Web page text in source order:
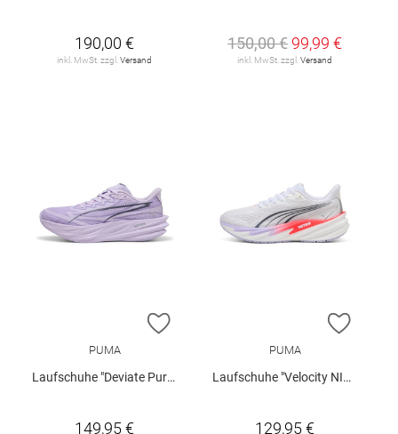
190,00 €
inkl. MwSt. zzgl. Versand
150,00 € 99,99 €
inkl. MwSt. zzgl. Versand
ZUR WUNSCHLISTE HINZUFÜGEN
PUMA
Laufschuhe "Deviate Pure NITRO™ W"
149,95 €
ZUR
PUMA
Laufschuhe "Velocity NITRO 5 W"
129,95 €